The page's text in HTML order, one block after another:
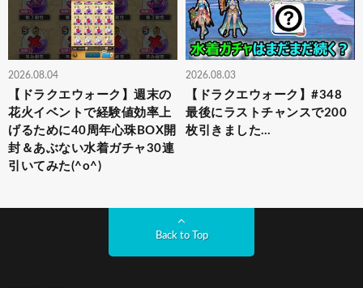
2026.08.04
【ドラクエウォーク】週末の
花火イベントで経験値効率上
げるために40周年心珠BOX開
封＆あぶない水着ガチャ30連
引いてみた(^o^)
2026.08.03
【ドラクエウォーク】#348
最後にラストチャンスで200
枚引きました…
Back to Top